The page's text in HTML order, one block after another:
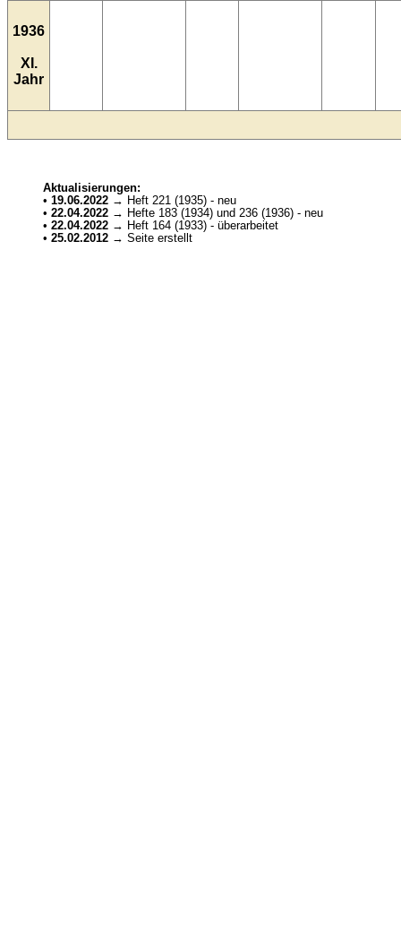
1936
XI.
Jahr
Aktualisierungen:
• 19.06.2022 → Heft 221 (1935) - neu
• 22.04.2022 → Hefte 183 (1934) und 236 (1936) - neu
• 22.04.2022 → Heft 164 (1933) - überarbeitet
• 25.02.2012 → Seite erstellt